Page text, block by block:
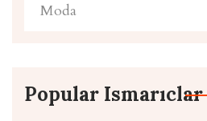
Moda
Popular Ismarıclar